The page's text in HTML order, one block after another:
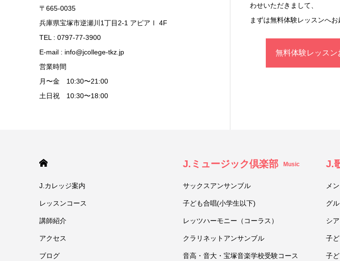
〒665-0035
兵庫県宝塚市逆瀬川1丁目2-1 アピアⅠ 4F
TEL : 0797-77-3900
E-mail : info@jcollege-tkz.jp
営業時間
月〜金 10:30〜21:00
土日祝 10:30〜18:00
わせいただきまして、
まずは無料体験レッスンへ
無料体験レッスン
J.カレッジ案内
レッスンコース
講師紹介
アクセス
ブログ
J.ミュージック倶楽部 Music
サックスアンサンブル
子ども合唱(小学生以下)
レッツハーモニー（コーラス）
クラリネットアンサンブル
音高・音大・宝塚音楽学校受験コース
J.
メ
グ
シ
子
子